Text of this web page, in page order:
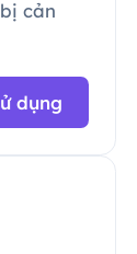
cản
dụng